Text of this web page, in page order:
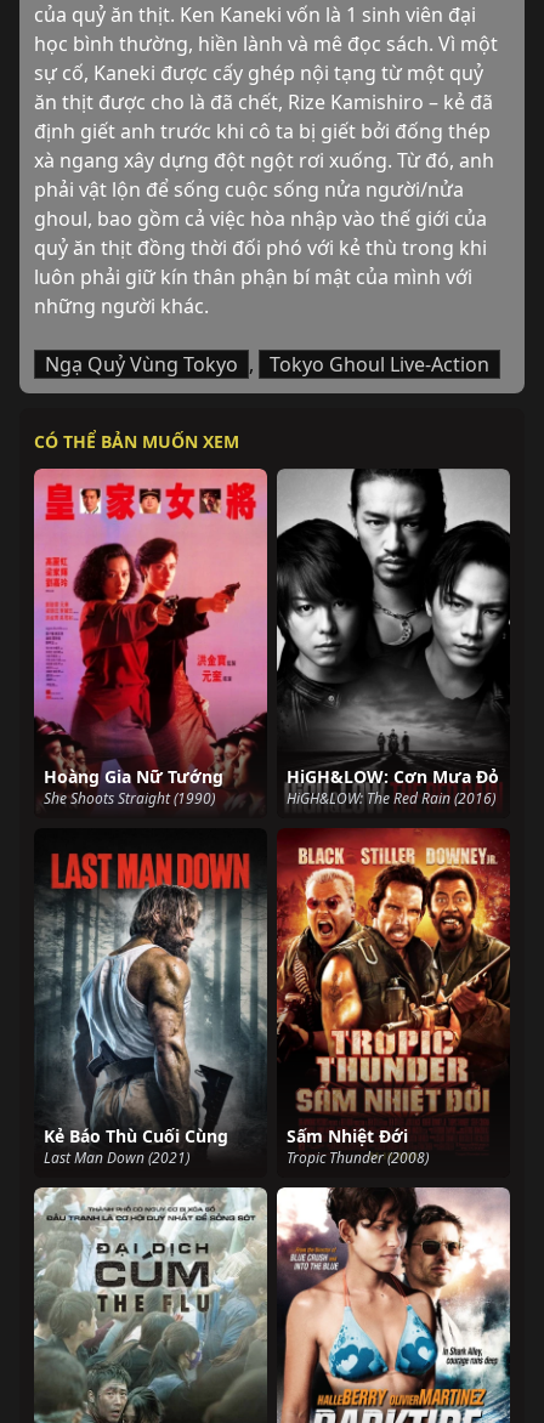
của quỷ ăn thịt. Ken Kaneki vốn là 1 sinh viên đại
học bình thường, hiền lành và mê đọc sách. Vì một
sự cố, Kaneki được cấy ghép nội tạng từ một quỷ
ăn thịt được cho là đã chết, Rize Kamishiro – kẻ đã
định giết anh trước khi cô ta bị giết bởi đống thép
xà ngang xây dựng đột ngột rơi xuống. Từ đó, anh
phải vật lộn để sống cuộc sống nửa người/nửa
ghoul, bao gồm cả việc hòa nhập vào thế giới của
quỷ ăn thịt đồng thời đối phó với kẻ thù trong khi
luôn phải giữ kín thân phận bí mật của mình với
những người khác.
Ngạ Quỷ Vùng Tokyo , Tokyo Ghoul Live-Action
CÓ THỂ BẢN MUỐN XEM
Hoàng Gia Nữ Tướng
She Shoots Straight (1990)
HiGH&LOW: Cơn Mưa Đỏ
HiGH&LOW: The Red Rain (2016)
Kẻ Báo Thù Cuối Cùng
Last Man Down (2021)
Sấm Nhiệt Đới
Tropic Thunder (2008)